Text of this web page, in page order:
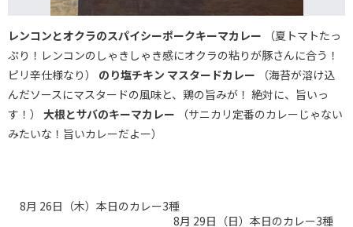
レンコンとオクラのスパイシーポークキーマカレー （夏トマトたっ
ぷり！レンコンのしゃきしゃき感にオクラの粘りが豚さんに合う！
ピリ辛仕様なり） のり塩チキン マスタードカレー （海苔が溶け込
んだソースにマスタードの風味と、鶏の旨みが！ 絶対に、旨いっ
す！） 大根とサバのキーマカレー （サニカリ定番のカレーじゃない
みたいな！旨いカレーだよー）
8月 26日（木）本日のカレー3種
8月 29日（日）本日のカレー3種